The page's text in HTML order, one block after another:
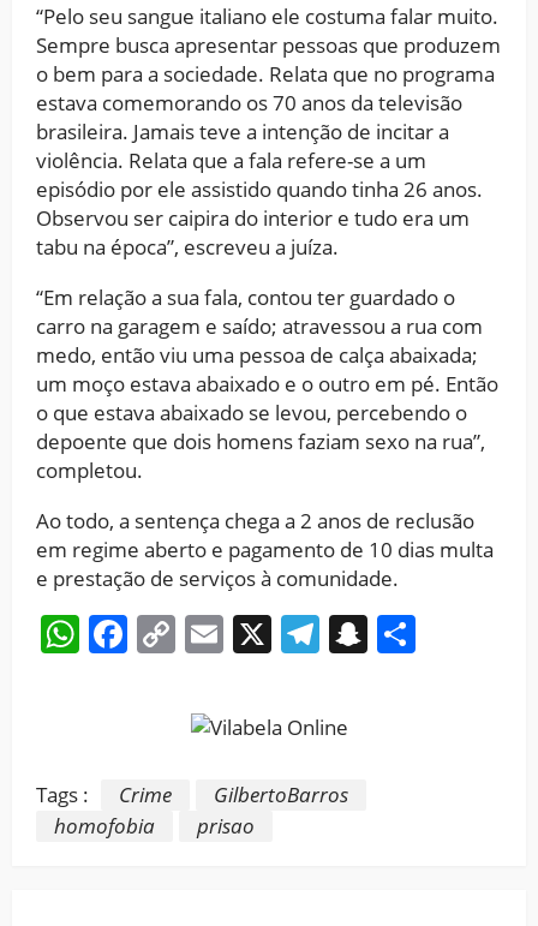
“Pelo seu sangue italiano ele costuma falar muito.
Sempre busca apresentar pessoas que produzem
o bem para a sociedade. Relata que no programa
estava comemorando os 70 anos da televisão
brasileira. Jamais teve a intenção de incitar a
violência. Relata que a fala refere-se a um
episódio por ele assistido quando tinha 26 anos.
Observou ser caipira do interior e tudo era um
tabu na época”, escreveu a juíza.
“Em relação a sua fala, contou ter guardado o
carro na garagem e saído; atravessou a rua com
medo, então viu uma pessoa de calça abaixada;
um moço estava abaixado e o outro em pé. Então
o que estava abaixado se levou, percebendo o
depoente que dois homens faziam sexo na rua”,
completou.
Ao todo, a sentença chega a 2 anos de reclusão
em regime aberto e pagamento de 10 dias multa
e prestação de serviços à comunidade.
WhatsApp
Facebook
CopyEmail
X Telegram
Snapchat
Tags : Crime
GilbertoBarros
homofobia
prisao